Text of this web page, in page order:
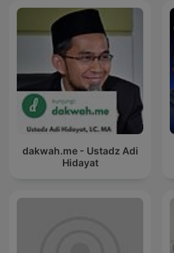
dakwah.me - Ustadz Adi
Hidayat